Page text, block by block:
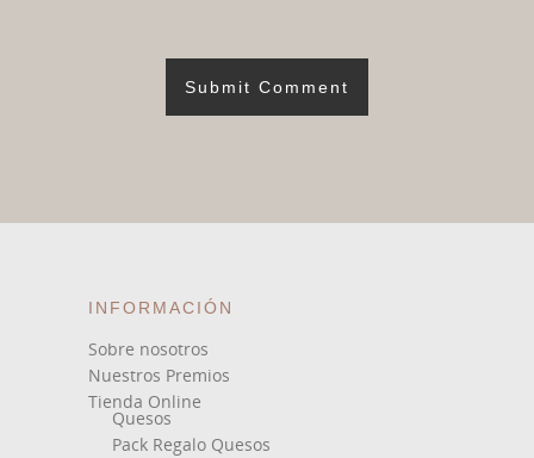
INFORMACIÓN
Sobre nosotros
Nuestros Premios
Tienda Online
Quesos
Pack Regalo Quesos